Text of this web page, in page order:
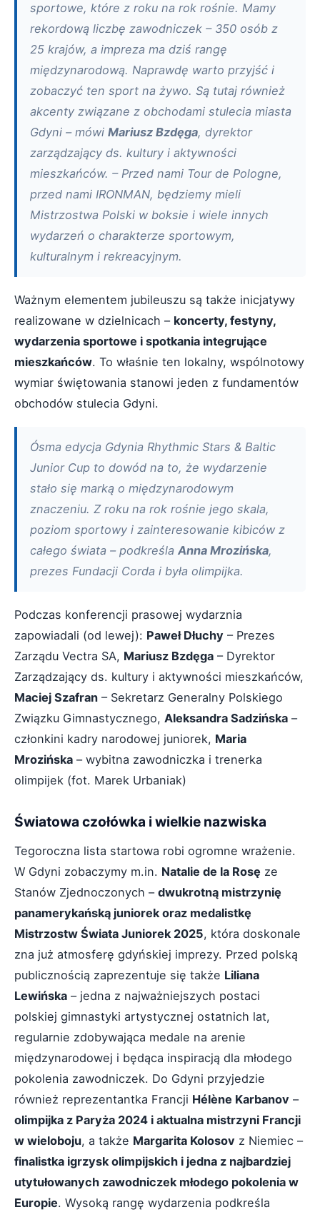
sportowe, które z roku na rok rośnie. Mamy
rekordową liczbę zawodniczek – 350 osób z
25 krajów, a impreza ma dziś rangę
międzynarodową. Naprawdę warto przyjść i
zobaczyć ten sport na żywo. Są tutaj również
akcenty związane z obchodami stulecia miasta
Gdyni – mówi Mariusz Bzdęga, dyrektor
zarządzający ds. kultury i aktywności
mieszkańców. – Przed nami Tour de Pologne,
przed nami IRONMAN, będziemy mieli
Mistrzostwa Polski w boksie i wiele innych
wydarzeń o charakterze sportowym,
kulturalnym i rekreacyjnym.
Ważnym elementem jubileuszu są także inicjatywy
realizowane w dzielnicach – koncerty, festyny,
wydarzenia sportowe i spotkania integrujące
mieszkańców. To właśnie ten lokalny, wspólnotowy
wymiar świętowania stanowi jeden z fundamentów
obchodów stulecia Gdyni.
Ósma edycja Gdynia Rhythmic Stars & Baltic
Junior Cup to dowód na to, że wydarzenie
stało się marką o międzynarodowym
znaczeniu. Z roku na rok rośnie jego skala,
poziom sportowy i zainteresowanie kibiców z
całego świata – podkreśla Anna Mrozińska,
prezes Fundacji Corda i była olimpijka.
Podczas konferencji prasowej wydarznia
zapowiadali (od lewej): Paweł Dłuchy – Prezes
Zarządu Vectra SA, Mariusz Bzdęga – Dyrektor
Zarządzający ds. kultury i aktywności mieszkańców,
Maciej Szafran – Sekretarz Generalny Polskiego
Związku Gimnastycznego, Aleksandra Sadzińska –
członkini kadry narodowej juniorek, Maria
Mrozińska – wybitna zawodniczka i trenerka
olimpijek (fot. Marek Urbaniak)
Światowa czołówka i wielkie nazwiska
Tegoroczna lista startowa robi ogromne wrażenie.
W Gdyni zobaczymy m.in. Natalie de la Rosę ze
Stanów Zjednoczonych – dwukrotną mistrzynię
panamerykańską juniorek oraz medalistkę
Mistrzostw Świata Juniorek 2025, która doskonale
zna już atmosferę gdyńskiej imprezy. Przed polską
publicznością zaprezentuje się także Liliana
Lewińska – jedna z najważniejszych postaci
polskiej gimnastyki artystycznej ostatnich lat,
regularnie zdobywająca medale na arenie
międzynarodowej i będąca inspiracją dla młodego
pokolenia zawodniczek. Do Gdyni przyjedzie
również reprezentantka Francji Hélène Karbanov –
olimpijka z Paryża 2024 i aktualna mistrzyni Francji
w wieloboju, a także Margarita Kolosov z Niemiec –
finalistka igrzysk olimpijskich i jedna z najbardziej
utytułowanych zawodniczek młodego pokolenia w
Europie. Wysoką rangę wydarzenia podkreśla